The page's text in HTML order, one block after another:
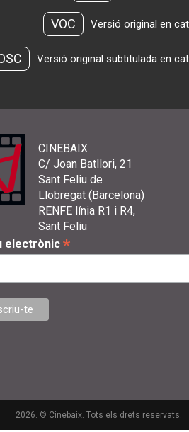
VOC Versió original en
Versió original subtitulada en
CINEBAIX
C/ Joan Batllori, 21
Sant Feliu de
Llobregat (Barcelona)
RENFE línia R1 i R4,
Sant Feliu
electrònic *
2026. © Cinebaix. Tots els drets reservats.